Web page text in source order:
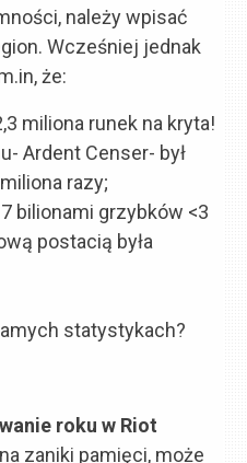
należy wpisać
Wcześniej jednak
że:
miliona runek na kryta!
Ardent Censer- był
razy;
bilionami grzybków <3
postacią była
statystykach?
roku w Riot
zaniki pamięci, może